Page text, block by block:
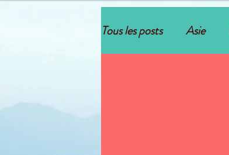
Tous les posts Asie